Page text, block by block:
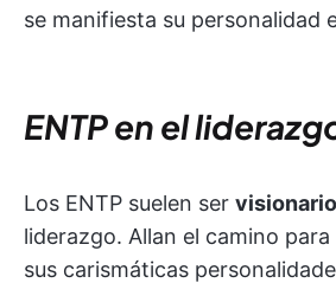
se manifiesta su personalidad
ENTP en el
Los ENTP suelen ser
liderazgo. Allan el camino
sus carismáticas